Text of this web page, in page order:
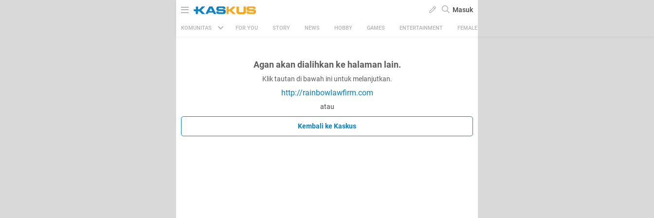
Masuk
KOMUNITAS FOR YOU STORY NEWS HOBBY GAMES ENTERTAINMENT FEMALE
Agan akan dialihkan ke halaman lain.
Klik tautan di bawah ini untuk melanjutkan.
http://rainbowlawfirm.com
atau
Kembali ke Kaskus